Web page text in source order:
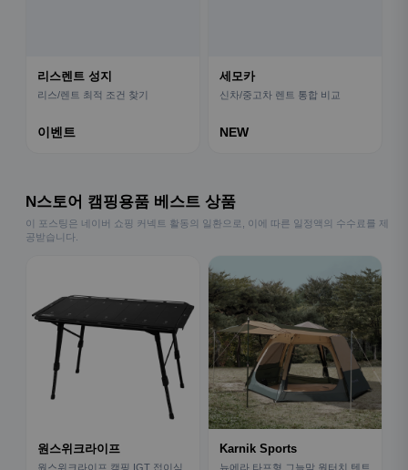
리스렌트 성지
리스/렌트 최적 조건 찾기
이벤트
세모카
신차/중고차 렌트 통합 비교
NEW
N스토어 캠핑용품 베스트 상품
이 포스팅은 네이버 쇼핑 커넥트 활동의 일환으로, 이에 따른 일정액의 수수료를 제
공받습니다.
원스위크라이프
원스위크라이프 캠핑 IGT 접이식
Karnik Sports
뉴에라 타프형 그늘막 원터치 텐트